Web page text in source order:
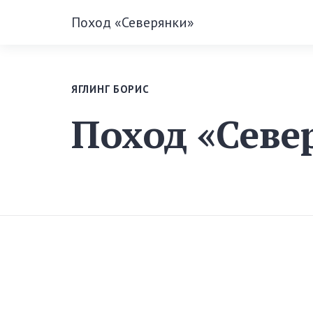
Поход «Северянки»
ЯГЛИНГ БОРИС
Поход